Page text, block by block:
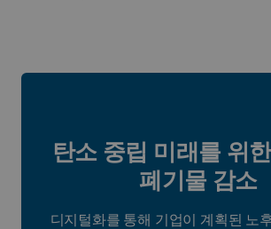
탄소 중립 미래를 위
폐기물 감소
디지털화를 통해 기업이 계획된 노